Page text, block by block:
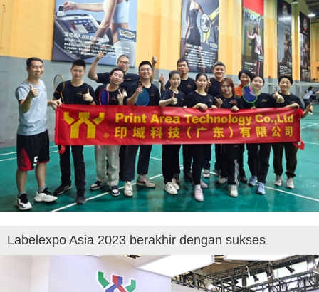
Labelexpo Asia 2023 berakhir dengan sukses